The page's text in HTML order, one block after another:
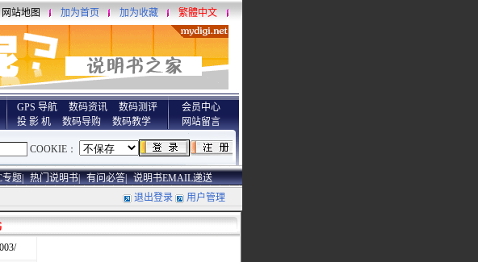
网站地图 加为首页 加为收藏 繁體中文
GPS 导航 数码资讯
数码测评
投 影 机
数码导购 数码教学
会员中心
网站留言
专题| 热门说明书| 有问必答| 说明书EMAIL递送
退出登录 用户管理